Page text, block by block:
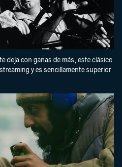
deja con ganas de más, este clásico
y es sencillamente superior